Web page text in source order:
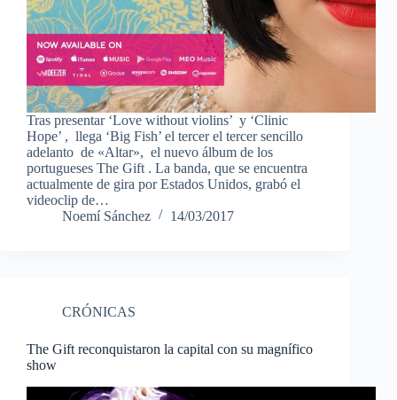
Tras presentar ‘Love without violins’ y ‘Clinic
Hope’ , llega ‘Big Fish’ el tercer el tercer sencillo
adelanto de «Altar», el nuevo álbum de los
portugueses The Gift . La banda, que se encuentra
actualmente de gira por Estados Unidos, grabó el
videoclip de…
Noemí Sánchez
14/03/2017
CRÓNICAS
The Gift reconquistaron la capital con su magnífico
show